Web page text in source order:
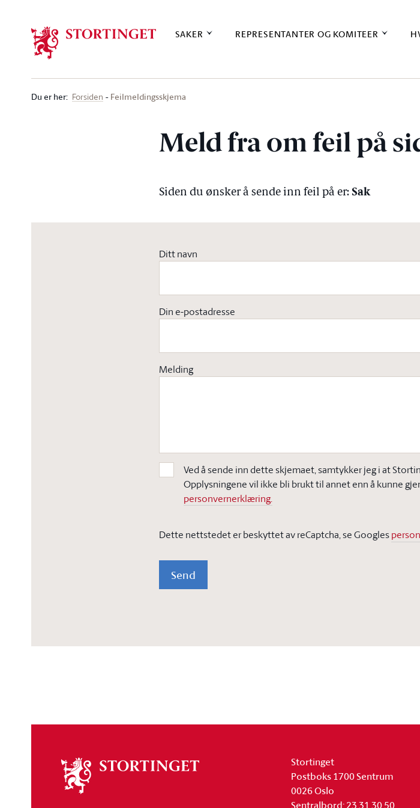
SAKER REPRESENTANTER OG KOMITEER
Du er her: Forsiden Feilmeldingsskjema
Meld fra om feil på
Siden du ønsker å sende inn feil på er: Sak
Ditt navn
Din e-postadresse
Melding
Ved å sende inn dette skjemaet, samtykker jeg i at
Opplysningene vil ikke bli brukt til annet enn å kunne
personvernerklæring.
Dette nettstedet er beskyttet av reCaptcha, se Googles
Send
stortinget
Stortinget
Postboks 1700 Sentrum
0026 Oslo
Sentralbord: 23 31 30 50